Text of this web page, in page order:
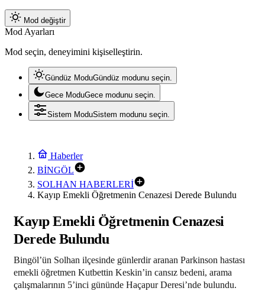
Mod değiştir
Mod Ayarları
Mod seçin, deneyimini kişiselleştirin.
Gündüz ModuGündüz modunu seçin.
Gece ModuGece modunu seçin.
Sistem ModuSistem modunu seçin.
Haberler
BİNGÖL
SOLHAN HABERLERİ
Kayıp Emekli Öğretmenin Cenazesi Derede Bulundu
Kayıp Emekli Öğretmenin Cenazesi
Derede Bulundu
Bingöl’ün Solhan ilçesinde günlerdir aranan Parkinson hastası
emekli öğretmen Kutbettin Keskin’in cansız bedeni, arama
çalışmalarının 5’inci gününde Haçapur Deresi’nde bulundu.